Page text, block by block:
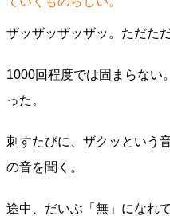
ザッザッザッザッ。ただた
1000回程度では固まらない
った。
刺すたびに、ザクッという
の音を聞く。
途中、だいぶ「無」になれ